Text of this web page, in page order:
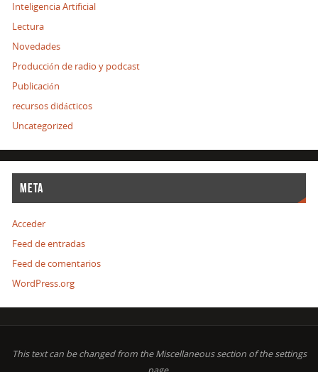
Inteligencia Artificial
Lectura
Novedades
Producción de radio y podcast
Publicación
recursos didácticos
Uncategorized
META
Acceder
Feed de entradas
Feed de comentarios
WordPress.org
This text can be changed from the Miscellaneous section of the settings